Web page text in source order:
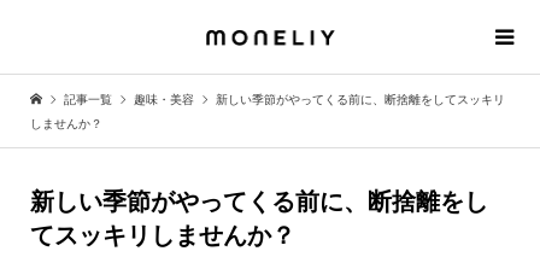
記事一覧 趣味・美容
新しい季節がやってくる前に、断捨離をしてスッキリ
しませんか？
新しい季節がやってくる前に、断捨離をし
てスッキリしませんか？